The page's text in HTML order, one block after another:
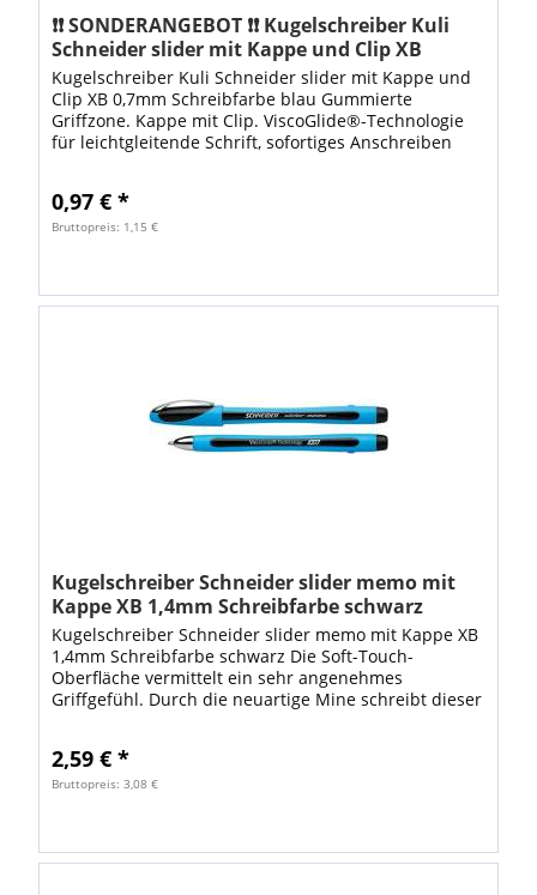
❗❗ SONDERANGEBOT ❗❗ Kugelschreiber Kuli
Schneider slider mit Kappe und Clip XB
0,7mm Schreibfarbe bl
Kugelschreiber Kuli Schneider slider mit Kappe und
Clip XB 0,7mm Schreibfarbe blau Gummierte
Griffzone. Kappe mit Clip. ViscoGlide®-Technologie
für leichtgleitende Schrift, sofortiges Anschreiben
0,97 € *
Bruttopreis: 1,15 €
Kugelschreiber Schneider slider memo mit
Kappe XB 1,4mm Schreibfarbe schwarz
Kugelschreiber Schneider slider memo mit Kappe XB
1,4mm Schreibfarbe schwarz Die Soft-Touch-
Oberfläche vermittelt ein sehr angenehmes
Griffgefühl. Durch die neuartige Mine schreibt dieser
2,59 € *
Bruttopreis: 3,08 €